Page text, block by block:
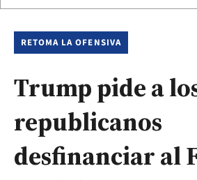
RETOMA LA OFENSIVA
Trump pide a
republicanos
desfinanciar al